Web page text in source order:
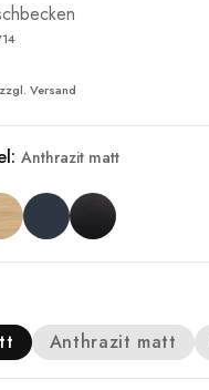
Versand
Anthrazit matt
Anthrazit matt